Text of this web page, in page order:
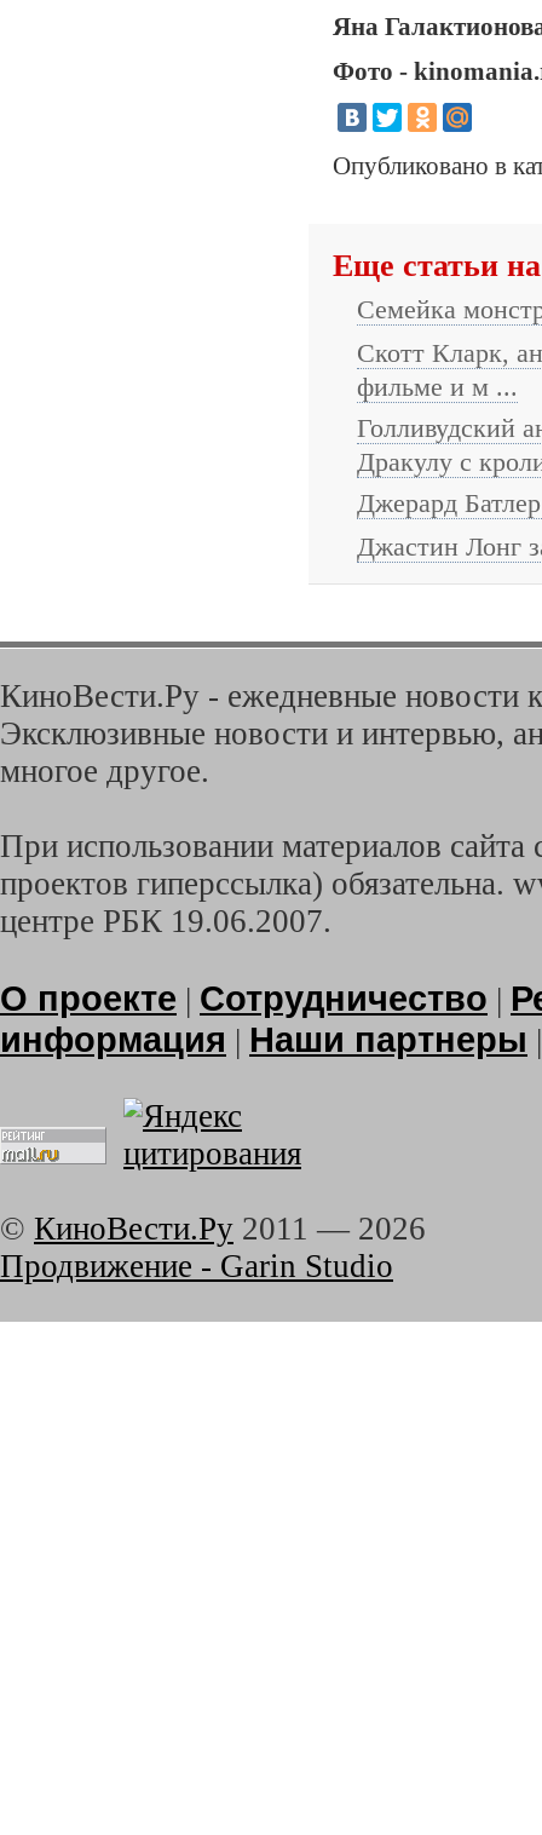
Яна
Фото -
Опубликовано в
Еще статьи
Семейка
Скотт Кларк,
фильме и м ...
Голливудский
Дракулу с
Джерард
Джастин Лонг
КиноВести.Ру - ежедневные новости
Эксклюзивные новости и интервью,
многое другое.
При использовании материалов
проектов гиперссылка) обязательна.
центре РБК 19.06.2007.
О проекте | Сотрудничество |
информация | Наши партнеры
© КиноВести.Ру 2011 — 2026
Продвижение - Garin Studio